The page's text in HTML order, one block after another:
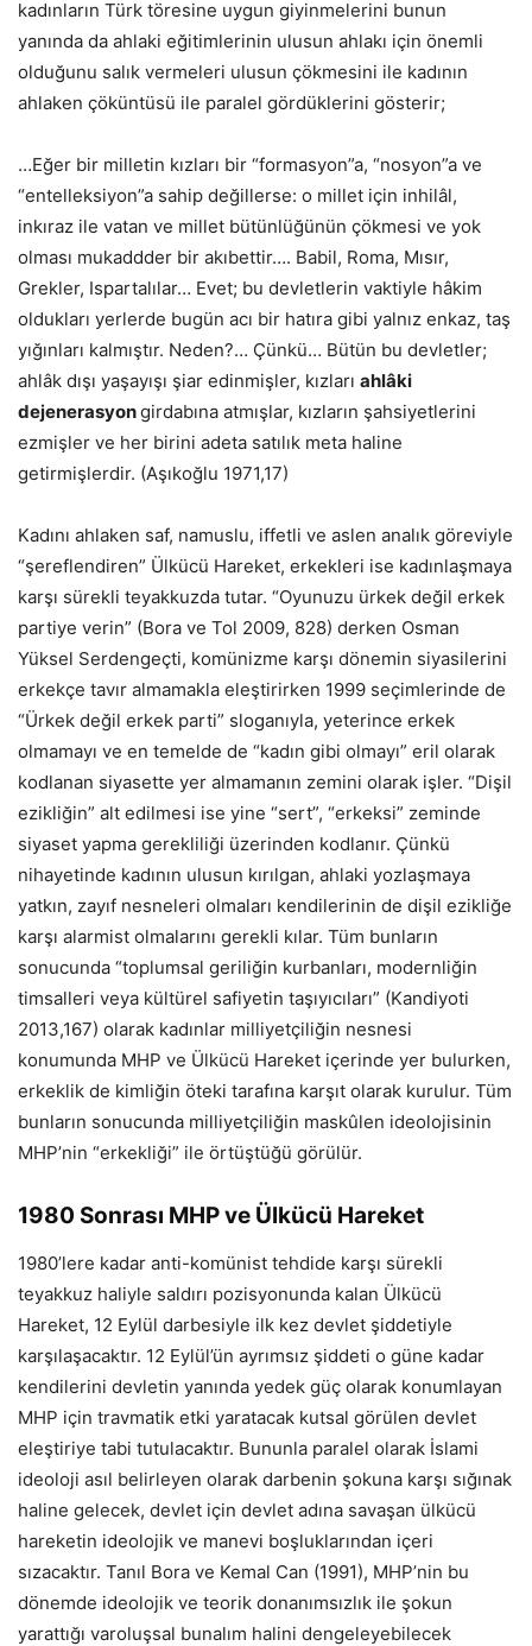
kadınların Türk töresine uygun giyinmelerini bunun
yanında da ahlaki eğitimlerinin ulusun ahlakı için önemli
olduğunu salık vermeleri ulusun çökmesini ile kadının
ahlaken çöküntüsü ile paralel gördüklerini gösterir;
…Eğer bir milletin kızları bir “formasyon”a, “nosyon”a ve
“entelleksiyon”a sahip değillerse: o millet için inhilâl,
inkıraz ile vatan ve millet bütünlüğünün çökmesi ve yok
olması mukaddder bir akıbettir…. Babil, Roma, Mısır,
Grekler, Ispartalılar… Evet; bu devletlerin vaktiyle hâkim
oldukları yerlerde bugün acı bir hatıra gibi yalnız enkaz, taş
yığınları kalmıştır. Neden?… Çünkü… Bütün bu devletler;
ahlâk dışı yaşayışı şiar edinmişler, kızları ahlâki
dejenerasyongirdabına atmışlar, kızların şahsiyetlerini
ezmişler ve her birini adeta satılık meta haline
getirmişlerdir. (Aşıkoğlu 1971,17)
Kadını ahlaken saf, namuslu, iffetli ve aslen analık göreviyle
“şereflendiren” Ülkücü Hareket, erkekleri ise kadınlaşmaya
karşı sürekli teyakkuzda tutar. “Oyunuzu ürkek değil erkek
partiye verin” (Bora ve Tol 2009, 828) derken Osman
Yüksel Serdengeçti, komünizme karşı dönemin siyasilerini
erkekçe tavır almamakla eleştirirken 1999 seçimlerinde de
“Ürkek değil erkek parti” sloganıyla, yeterince erkek
olmamayı ve en temelde de “kadın gibi olmayı” eril olarak
kodlanan siyasette yer almamanın zemini olarak işler. “Dişil
ezikliğin” alt edilmesi ise yine “sert”, “erkeksi” zeminde
siyaset yapma gerekliliği üzerinden kodlanır. Çünkü
nihayetinde kadının ulusun kırılgan, ahlaki yozlaşmaya
yatkın, zayıf nesneleri olmaları kendilerinin de dişil ezikliğe
karşı alarmist olmalarını gerekli kılar. Tüm bunların
sonucunda “toplumsal geriliğin kurbanları, modernliğin
timsalleri veya kültürel safiyetin taşıyıcıları” (Kandiyoti
2013,167) olarak kadınlar milliyetçiliğin nesnesi
konumunda MHP ve Ülkücü Hareket içerinde yer bulurken,
erkeklik de kimliğin öteki tarafına karşıt olarak kurulur. Tüm
bunların sonucunda milliyetçiliğin maskûlen ideolojisinin
MHP’nin “erkekliği” ile örtüştüğü görülür.
1980 Sonrası MHP ve Ülkücü Hareket
1980’lere kadar anti-komünist tehdide karşı sürekli
teyakkuz haliyle saldırı pozisyonunda kalan Ülkücü
Hareket, 12 Eylül darbesiyle ilk kez devlet şiddetiyle
karşılaşacaktır. 12 Eylül’ün ayrımsız şiddeti o güne kadar
kendilerini devletin yanında yedek güç olarak konumlayan
MHP için travmatik etki yaratacak kutsal görülen devlet
eleştiriye tabi tutulacaktır. Bununla paralel olarak İslami
ideoloji asıl belirleyen olarak darbenin şokuna karşı sığınak
haline gelecek, devlet için devlet adına savaşan ülkücü
hareketin ideolojik ve manevi boşluklarından içeri
sızacaktır. Tanıl Bora ve Kemal Can (1991), MHP’nin bu
dönemde ideolojik ve teorik donanımsızlık ile şokun
yarattığı varoluşsal bunalım halini dengeleyebilecek